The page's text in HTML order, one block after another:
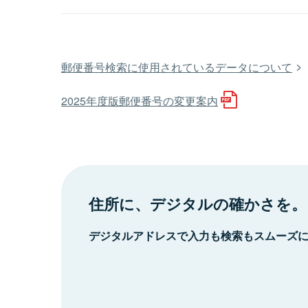
郵便番号検索に使用されているデータについて
2025年度版郵便番号の変更案内
住所に、デジタルの確かさを。
デジタルアドレスで入力も検索もスムーズ